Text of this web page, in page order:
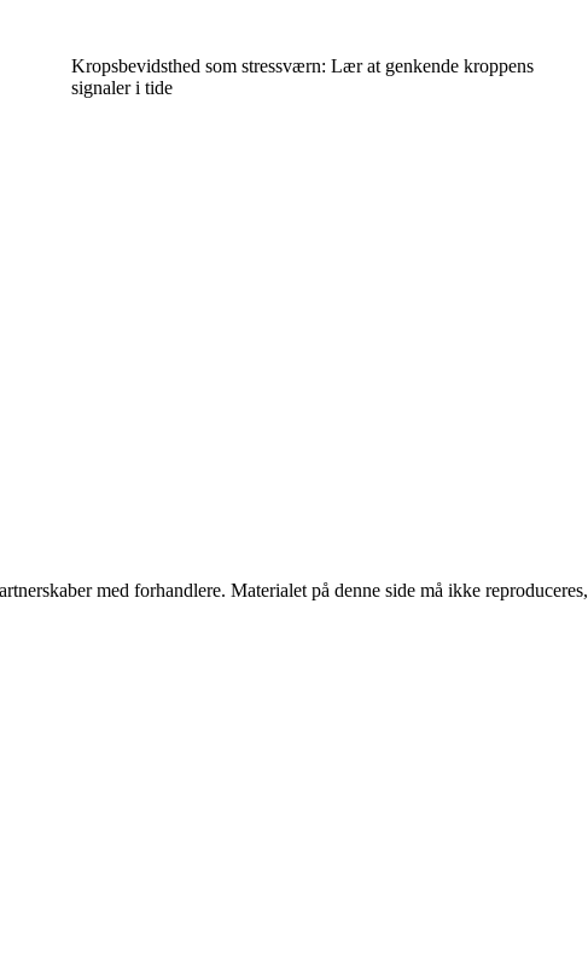
Kropsbevidsthed som stressværn: Lær at genkende kroppens
signaler i tide
med forhandlere. Materialet på denne side må ikke reproduceres,